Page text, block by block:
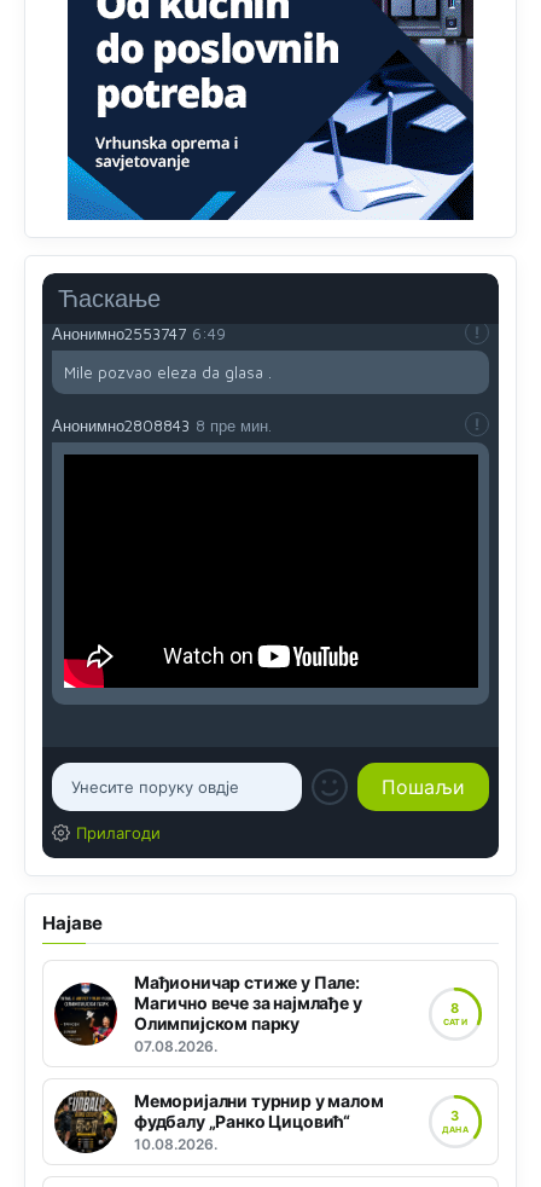
Ћаскање
Анонимно2808216 јуче 1:42
Akò se prevede...manji umro nego sto se rodio.
Анонимно2806721 јуче 2:27
Kuniocu ide q u guz...
Анонимно2808843 јуче 6:20
Анонимно2553747 6:49
Mile pozvao eleza da glasa .
Анонимно2808843 8 пре мин.
Прилагоди
Најаве
Мађионичар стиже у Пале:
Магично вече за најмлађе у
Олимпијском парку
07.08.2026.
8
САТИ
Меморијални турнир у малом
фудбалу „Ранко Цицовић“
10.08.2026.
3
ДАНА